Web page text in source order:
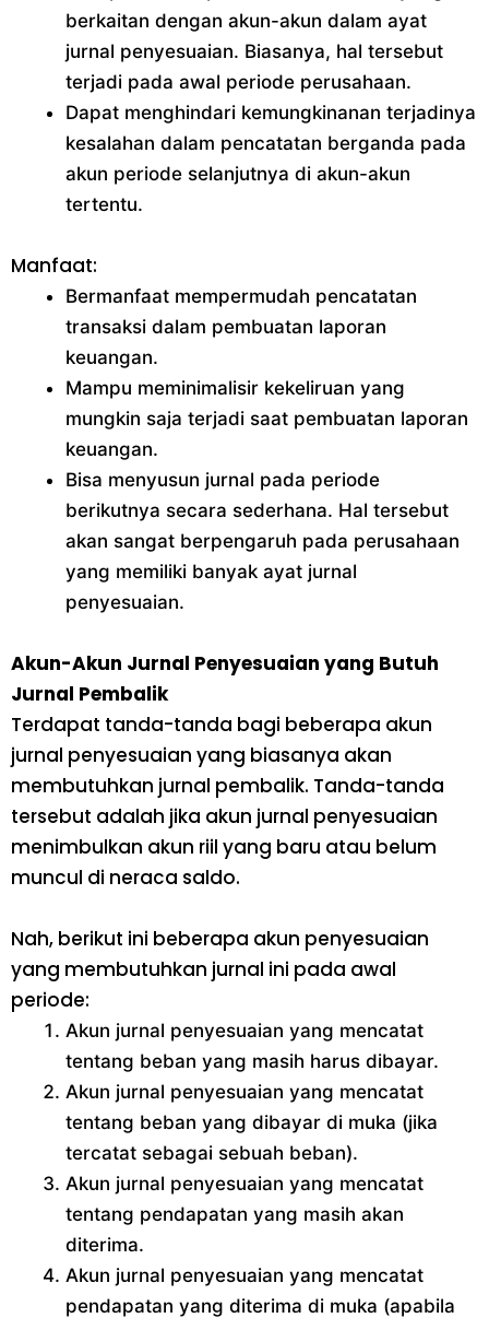
berkaitan dengan akun-akun dalam ayat
jurnal penyesuaian. Biasanya, hal tersebut
terjadi pada awal periode perusahaan.
Dapat menghindari kemungkinanan terjadinya
kesalahan dalam pencatatan berganda pada
akun periode selanjutnya di akun-akun
tertentu.
Manfaat:
Bermanfaat mempermudah pencatatan
transaksi dalam pembuatan laporan
keuangan.
Mampu meminimalisir kekeliruan yang
mungkin saja terjadi saat pembuatan laporan
keuangan.
Bisa menyusun jurnal pada periode
berikutnya secara sederhana. Hal tersebut
akan sangat berpengaruh pada perusahaan
yang memiliki banyak ayat jurnal
penyesuaian.
Akun-Akun Jurnal Penyesuaian yang Butuh
Jurnal Pembalik
Terdapat tanda-tanda bagi beberapa akun
jurnal penyesuaian yang biasanya akan
membutuhkan jurnal pembalik. Tanda-tanda
tersebut adalah jika akun jurnal penyesuaian
menimbulkan akun riil yang baru atau belum
muncul di neraca saldo.
Nah, berikut ini beberapa akun penyesuaian
yang membutuhkan jurnal ini pada awal
periode:
Akun jurnal penyesuaian yang mencatat
tentang beban yang masih harus dibayar.
Akun jurnal penyesuaian yang mencatat
tentang beban yang dibayar di muka (jika
tercatat sebagai sebuah beban).
Akun jurnal penyesuaian yang mencatat
tentang pendapatan yang masih akan
diterima.
Akun jurnal penyesuaian yang mencatat
pendapatan yang diterima di muka (apabila